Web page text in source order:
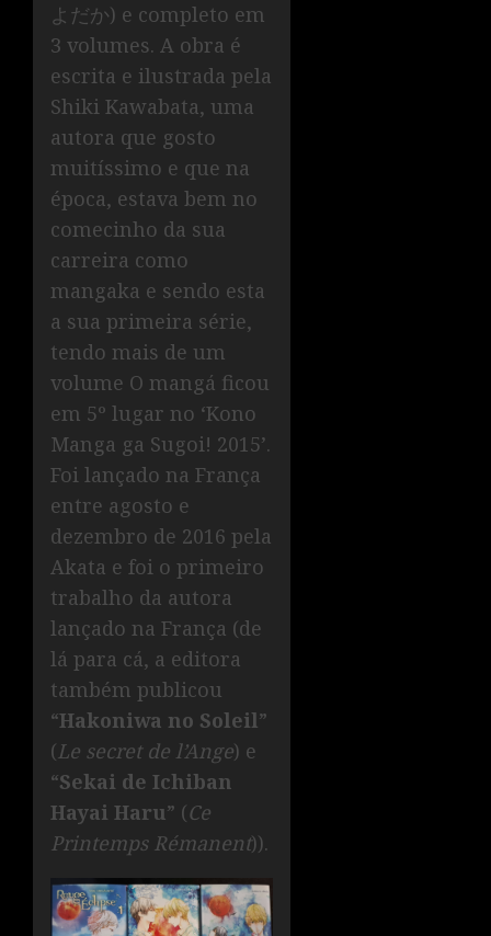
よだか) e completo em
3 volumes. A obra é
escrita e ilustrada pela
Shiki Kawabata, uma
autora que gosto
muitíssimo e que na
época, estava bem no
comecinho da sua
carreira como
mangaka e sendo esta
a sua primeira série,
tendo mais de um
volume O mangá ficou
em 5º lugar no ‘Kono
Manga ga Sugoi! 2015’.
Foi lançado na França
entre agosto e
dezembro de 2016 pela
Akata e foi o primeiro
trabalho da autora
lançado na França (de
lá para cá, a editora
também publicou
“Hakoniwa no Soleil”
(Le secret de l’Ange) e
“Sekai de Ichiban
Hayai Haru” (Ce
Printemps Rémanent)).